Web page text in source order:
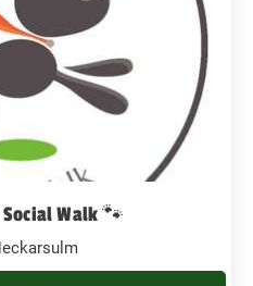
Walk 🐾